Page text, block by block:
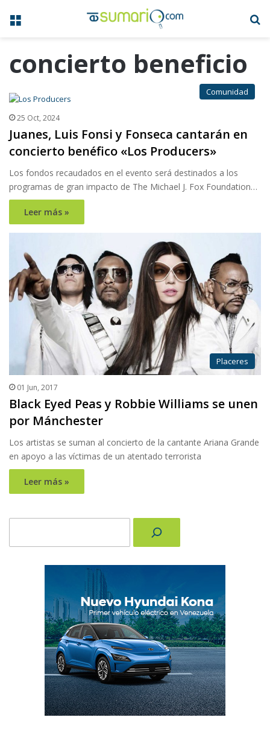
Menú
concierto beneficio
Comunidad
25 Oct, 2024
Juanes, Luis Fonsi y Fonseca cantarán en
concierto benéfico «Los Producers»
Los fondos recaudados en el evento será destinados a los
programas de gran impacto de The Michael J. Fox Foundation…
Leer más »
Placeres
01 Jun, 2017
Black Eyed Peas y Robbie Williams se unen
por Mánchester
Los artistas se suman al concierto de la cantante Ariana Grande
en apoyo a las víctimas de un atentado terrorista
Leer más »